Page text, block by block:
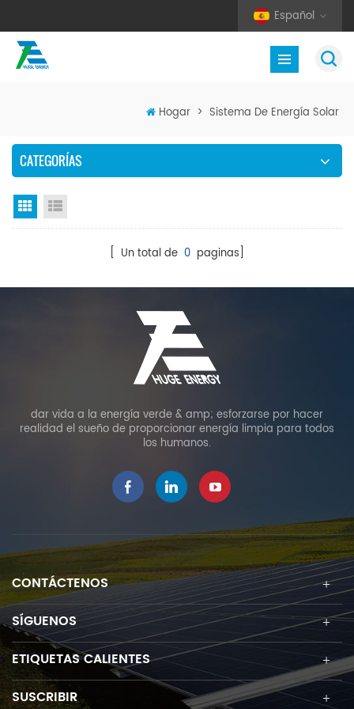
Español
Hogar > Sistema De Energía Solar
CATEGORÍAS
Vista en cuadrícula
[ Un total de 0 paginas]
dar vida a la energía verde & amp; esforzarse por hacer
realidad el sueño de proporcionar energía limpia para todos
los humanos.
CONTÁCTENOS
SÍGUENOS
ETIQUETAS CALIENTES
SUSCRIBIR